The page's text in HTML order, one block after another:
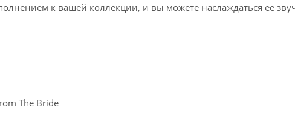
к вашей коллекции, и вы можете наслаждаться ее
The Bride